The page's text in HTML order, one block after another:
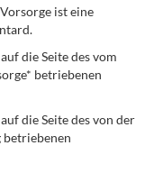
ist eine
die Seite des vom
betriebenen
die Seite des von der
betriebenen